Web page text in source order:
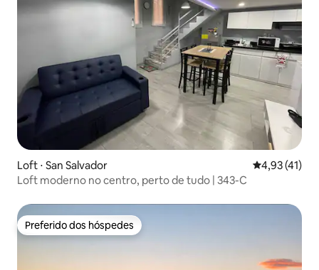
Loft ⋅ San Salvador 4,93 de uma
4,93 (41)
Loft moderno no centro, perto de tudo | 343-C
Preferido dos hóspedes
Preferido dos hóspedes